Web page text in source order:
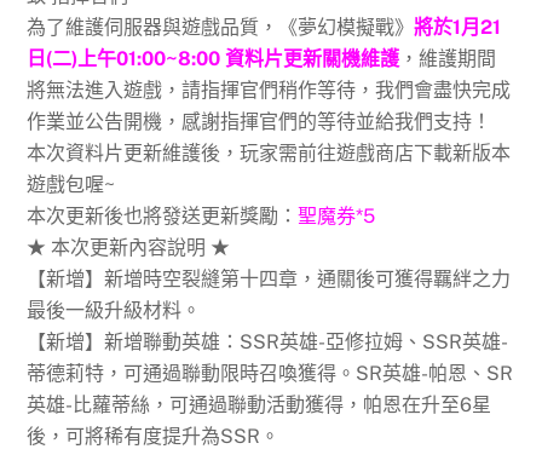
為了維護伺服器與遊戲品質，《夢幻模擬戰》將於1月21
日(二)上午01:00~8:00 資料片更新關機維護 ，維護期間
將無法進入遊戲，請指揮官們稍作等待，我們會盡快完成
作業並公告開機，感謝指揮官們的等待並給我們支持！
本次資料片更新維護後，玩家需前往遊戲商店下載新版本
遊戲包喔~
本次更新後也將發送更新獎勵：聖魔券*5
★ 本次更新內容說明 ★
【新增】新增時空裂縫第十四章，通關後可獲得羈絆之力
最後一級升級材料。
【新增】新增聯動英雄：SSR英雄-亞修拉姆、SSR英雄-
蒂德莉特，可通過聯動限時召喚獲得。SR英雄-帕恩、SR
英雄-比蘿蒂絲，可通過聯動活動獲得，帕恩在升至6星
後，可將稀有度提升為SSR。